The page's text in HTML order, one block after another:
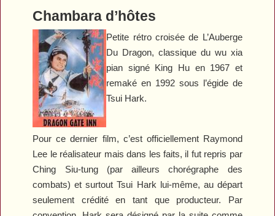
Chambara d’hôtes
Petite rétro croisée de L’Auberge
Du Dragon, classique du wu xia
pian signé King Hu en 1967 et
remaké en 1992 sous l’égide de
Tsui Hark.
Pour ce dernier film, c’est officiellement Raymond
Lee le réalisateur mais dans les faits, il fut repris par
Ching Siu-tung (par ailleurs chorégraphe des
combats) et surtout Tsui Hark lui-même, au départ
seulement crédité en tant que producteur. Par